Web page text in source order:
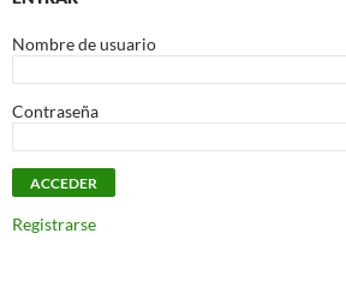
Nombre de usuario
Contraseña
Registrarse